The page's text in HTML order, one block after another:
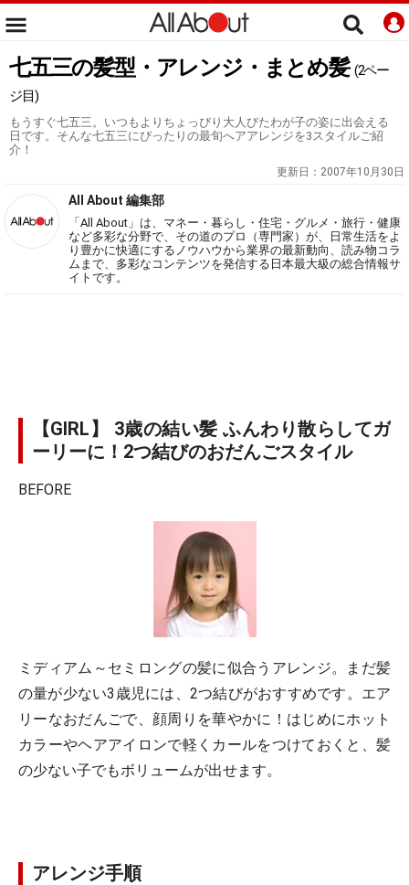
七五三の髪型・アレンジ・まとめ髪 (2ペー
ジ目)
もうすぐ七五三。いつもよりちょっぴり大人びたわが子の姿に出会える
日です。そんな七五三にぴったりの最旬へアアレンジを3スタイルご紹
介！
更新日： 2007年10月30日
All About 編集部
「All About」は、マネー・暮らし・住宅・グルメ・旅行・健康
など多彩な分野で、その道のプロ（専門家）が、日常生活をよ
り豊かに快適にするノウハウから業界の最新動向、読み物コラ
ムまで、多彩なコンテンツを発信する日本最大級の総合情報サ
イトです。
【GIRL】 3歳の結い髪 ふんわり散らしてガ
ーリーに！2つ結びのおだんごスタイル
BEFORE
ミディアム～セミロングの髪に似合うアレンジ。まだ髪
の量が少ない3歳児には、2つ結びがおすすめです。エア
リーなおだんごで、顔周りを華やかに！はじめにホット
カラーやヘアアイロンで軽くカールをつけておくと、髪
の少ない子でもボリュームが出せます。
アレンジ手順